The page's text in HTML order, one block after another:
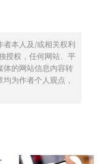
者本人及/或相关权利
授权，任何网站、平
体的网站信息内容转
为作者个人观点，